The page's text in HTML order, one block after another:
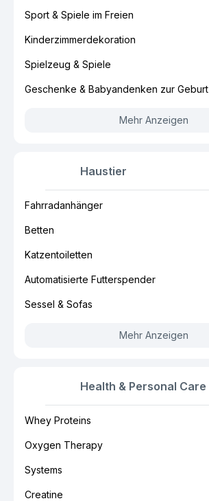
Sport & Spiele im Freien
Kinderzimmerdekoration
Spielzeug & Spiele
Geschenke & Babyandenken zur Geburt
Mehr Anzeigen
Haustier
Fahrradanhänger
Betten
Katzentoiletten
Automatisierte Futterspender
Sessel & Sofas
Mehr Anzeigen
Health & Personal Care
Whey Proteins
Oxygen Therapy
Systems
Creatine